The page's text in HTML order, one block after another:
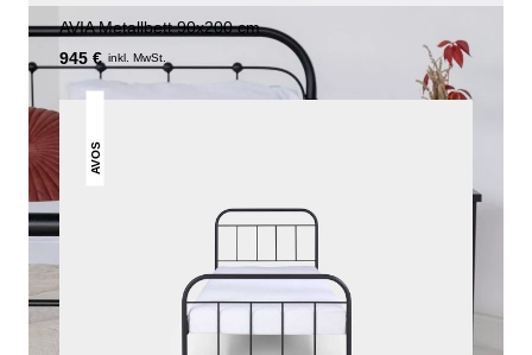
AVIA Metallbett 90x200 cm
945 € inkl. MwSt.
AVOS